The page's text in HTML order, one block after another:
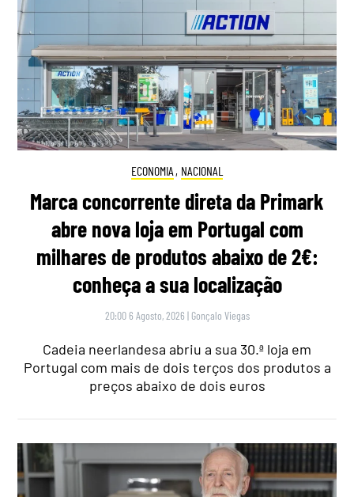
ECONOMIA , NACIONAL
Marca concorrente direta da Primark
abre nova loja em Portugal com
milhares de produtos abaixo de 2€:
conheça a sua localização
20:00 6 Agosto, 2026 | Gonçalo Viegas
Cadeia neerlandesa abriu a sua 30.ª loja em
Portugal com mais de dois terços dos produtos a
preços abaixo de dois euros